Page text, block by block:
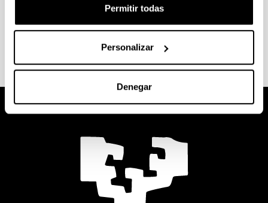
Permitir todas
Personalizar
Denegar
Directora Máster: Beatriz Otero Gutierrez
beatriz.otero@ehu.eus